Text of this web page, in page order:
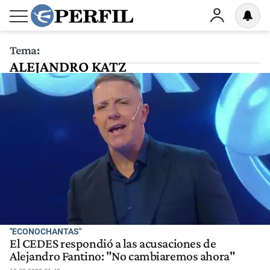
Tema:
ALEJANDRO KATZ
"ECONOCHANTAS"
El CEDES respondió a las acusaciones de
Alejandro Fantino: "No cambiaremos ahora"